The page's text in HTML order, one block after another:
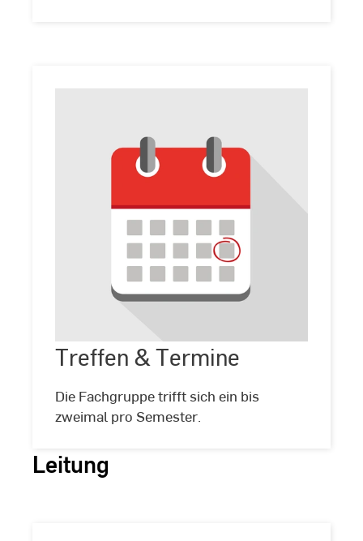
©
Adobe
Stock
Treffen & Termine
Die Fachgruppe trifft sich ein bis
zweimal pro Semester.
Treffen
&
Termine
Leitung